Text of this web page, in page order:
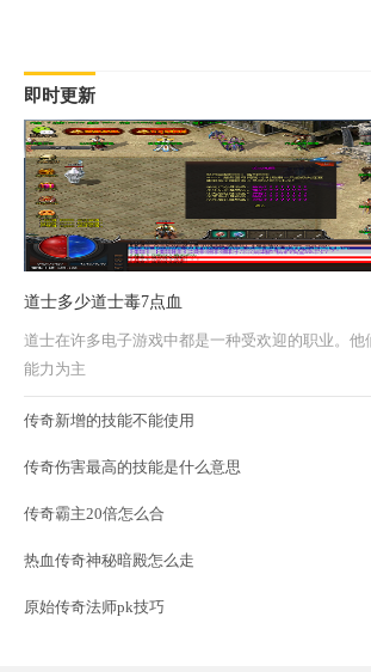
即时更新
道士多少道士毒7点血
道士在许多电子游戏中都是一种受欢迎的职业。他
能力为主
传奇新增的技能不能使用
传奇伤害最高的技能是什么意思
传奇霸主20倍怎么合
热血传奇神秘暗殿怎么走
原始传奇法师pk技巧